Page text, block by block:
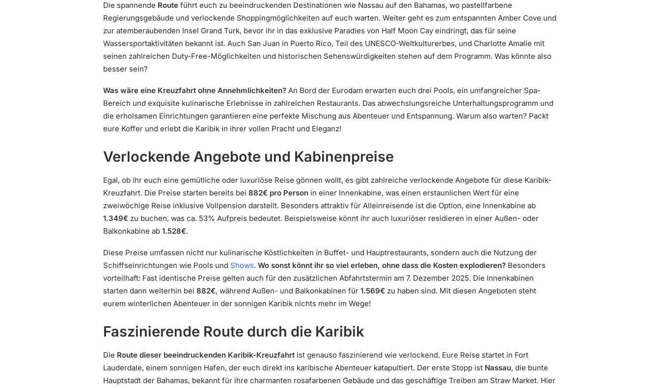
Die spannende Route führt euch zu beeindruckenden Destinationen wie Nassau auf den Bahamas, wo pastellfarbene
Regierungsgebäude und verlockende Shoppingmöglichkeiten auf euch warten. Weiter geht es zum entspannten Amber Cove und
zur atemberaubenden Insel Grand Turk, bevor ihr in das exklusive Paradies von Half Moon Cay eindringt, das für seine
Wassersportaktivitäten bekannt ist. Auch San Juan in Puerto Rico, Teil des UNESCO-Weltkulturerbes, und Charlotte Amalie mit
seinen zahlreichen Duty-Free-Möglichkeiten und historischen Sehenswürdigkeiten stehen auf dem Programm. Was könnte also
besser sein?
Was wäre eine Kreuzfahrt ohne Annehmlichkeiten? An Bord der Eurodam erwarten euch drei Pools, ein umfangreicher Spa-
Bereich und exquisite kulinarische Erlebnisse in zahlreichen Restaurants. Das abwechslungsreiche Unterhaltungsprogramm und
die erholsamen Einrichtungen garantieren eine perfekte Mischung aus Abenteuer und Entspannung. Warum also warten? Packt
eure Koffer und erlebt die Karibik in ihrer vollen Pracht und Eleganz!
Verlockende Angebote und Kabinenpreise
Egal, ob ihr euch eine gemütliche oder luxuriöse Reise gönnen wollt, es gibt zahlreiche verlockende Angebote für diese Karibik-
Kreuzfahrt. Die Preise starten bereits bei 882€ pro Person in einer Innenkabine, was einen erstaunlichen Wert für eine
zweiwöchige Reise inklusive Vollpension darstellt. Besonders attraktiv für Alleinreisende ist die Option, eine Innenkabine ab
1.349€ zu buchen, was ca. 53% Aufpreis bedeutet. Beispielsweise könnt ihr auch luxuriöser residieren in einer Außen- oder
Balkonkabine ab 1.528€.
Diese Preise umfassen nicht nur kulinarische Köstlichkeiten in Buffet- und Hauptrestaurants, sondern auch die Nutzung der
Schiffseinrichtungen wie Pools und Shows. Wo sonst könnt ihr so viel erleben, ohne dass die Kosten explodieren? Besonders
vorteilhaft: Fast identische Preise gelten auch für den zusätzlichen Abfahrtstermin am 7. Dezember 2025. Die Innenkabinen
starten dann weiterhin bei 882€, während Außen- und Balkonkabinen für 1.569€ zu haben sind. Mit diesen Angeboten steht
eurem winterlichen Abenteuer in der sonnigen Karibik nichts mehr im Wege!
Faszinierende Route durch die Karibik
Die Route dieser beeindruckenden Karibik-Kreuzfahrt ist genauso faszinierend wie verlockend. Eure Reise startet in Fort
Lauderdale, einem sonnigen Hafen, der euch direkt ins karibische Abenteuer katapultiert. Der erste Stopp ist Nassau, die bunte
Hauptstadt der Bahamas, bekannt für ihre charmanten rosafarbenen Gebäude und das geschäftige Treiben am Straw Market. Hier